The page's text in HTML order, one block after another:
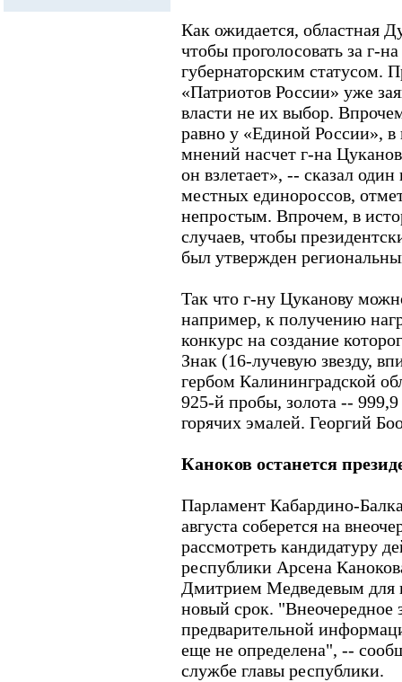
Как ожидается, областная
чтобы проголосовать за г-
губернаторским
«Патриотов России» уже
власти не их выбор.
равно у «Единой России», в
мнений насчет г-на
он взлетает», -- сказал
местных единороссов,
непростым. Впрочем, в
случаев, чтобы
был утвержден
Так что г-ну Цуканову
например, к получению
конкурс на создание
Знак (16-лучевую звезду,
гербом Калининградской
925-й пробы, золота --
горячих эмалей. Георгий
Каноков останется
Парламент Кабардино-
августа соберется на
рассмотреть кандидатуру
республики Арсена
Дмитрием Медведевым для
новый срок. "Внеочередное
предварительной
еще не определена", --
службе главы республики.